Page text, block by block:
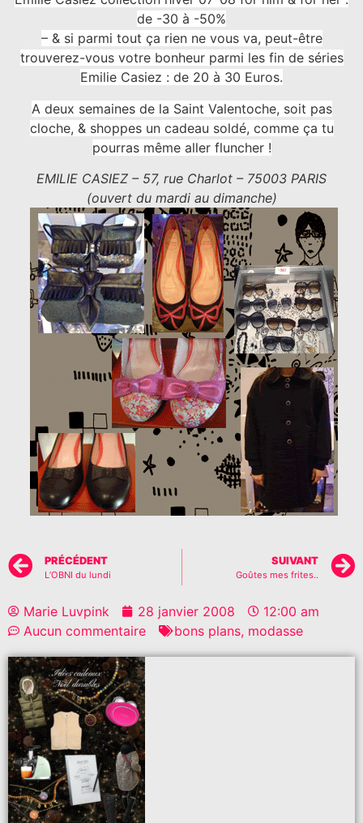
de -30 à -50%
– & si parmi tout ça rien ne vous va, peut-être
trouverez-vous votre bonheur parmi les fin de séries
Emilie Casiez : de 20 à 30 Euros.
A deux semaines de la Saint Valentoche, soit pas
cloche, & shoppes un cadeau soldé, comme ça tu
pourras même aller fluncher !
EMILIE CASIEZ – 57, rue Charlot – 75003 PARIS
(ouvert du mardi au dimanche)
PRÉCÉDENT
L’OBNI du lundi
SUIVANT
Goûtes mes frites..
Marie Luvpink 28 janvier 2008
12:00 am
Aucun commentaire
bons plans, modasse